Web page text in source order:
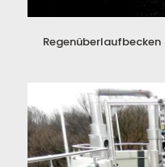
Regenüberlaufbecken